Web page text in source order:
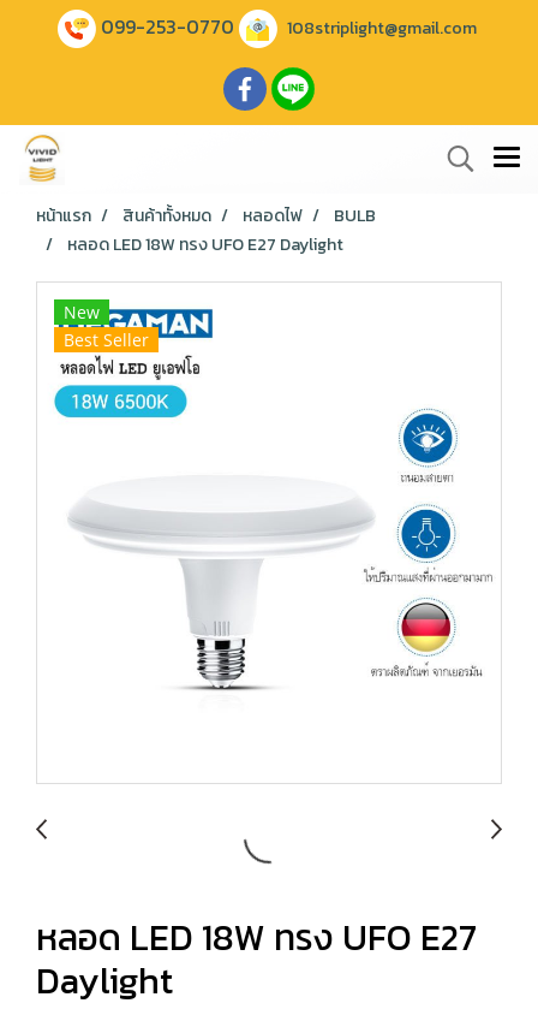
099-253-0770 108striplight@gmail.com
หน้าแรก สินค้าทั้งหมด หลอดไฟ
BULB
หลอด LED 18W ทรง UFO E27 Daylight
New
Best Seller
หลอด LED 18W ทรง UFO E27
Daylight